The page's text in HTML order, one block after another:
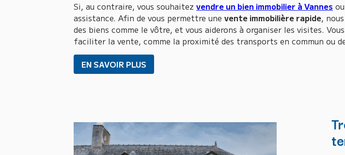
Si, au contraire, vous souhaitez vendre un bien immobilier à Vannes
assistance. Afin de vous permettre une vente immobilière rapide,
des biens comme le vôtre, et vous aiderons à organiser les visites.
faciliter la vente, comme la proximité des transports en commun ou
EN SAVOIR PLUS